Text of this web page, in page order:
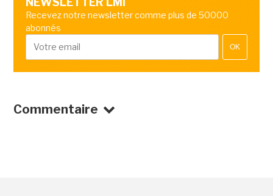
Recevez notre newsletter comme plus de 50000
abonnés
OK
Commentaire